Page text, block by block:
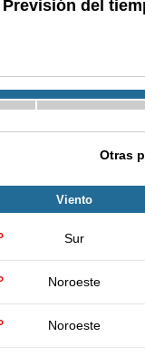
del
Otras
Viento
Sur
Noroeste
Noroeste